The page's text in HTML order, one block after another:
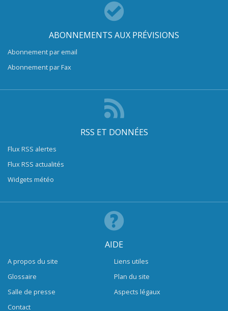
ABONNEMENTS AUX PRÉVISIONS
Abonnement par email
Abonnement par Fax
RSS ET DONNÉES
Flux RSS alertes
Flux RSS actualités
Widgets météo
AIDE
A propos du site
Glossaire
Salle de presse
Contact
Liens utiles
Plan du site
Aspects légaux